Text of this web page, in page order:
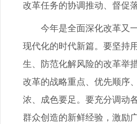
改革任务的协调推动、督促
今年是全面深化改革又一
现代化的时代新篇。要坚持
生、防范化解风险的改革举
改革的战略重点、优先顺序
浓、成色要足。要充分调动
群众创造的新鲜经验，激励